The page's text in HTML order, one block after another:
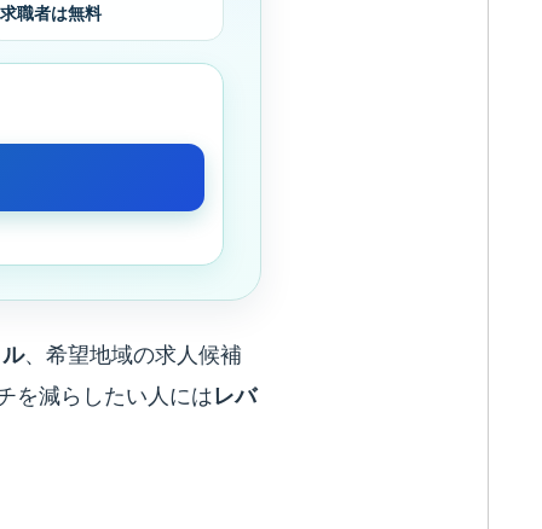
求職者は無料
、希望地域の求人候補
を減らしたい人にはレバ